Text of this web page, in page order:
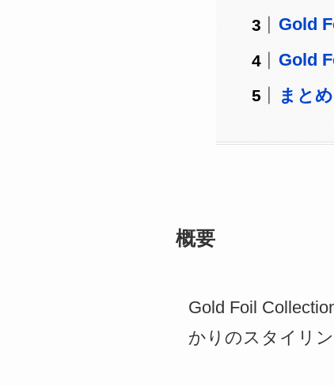
Gold
Gold
まとめ
概要
Gold Foil
かりのスタイリ